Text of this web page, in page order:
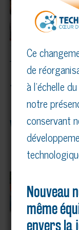
Précédente
VOUS
15
Ce
de
à l’échelle
notre
conservant
Nouveau
même
envers la